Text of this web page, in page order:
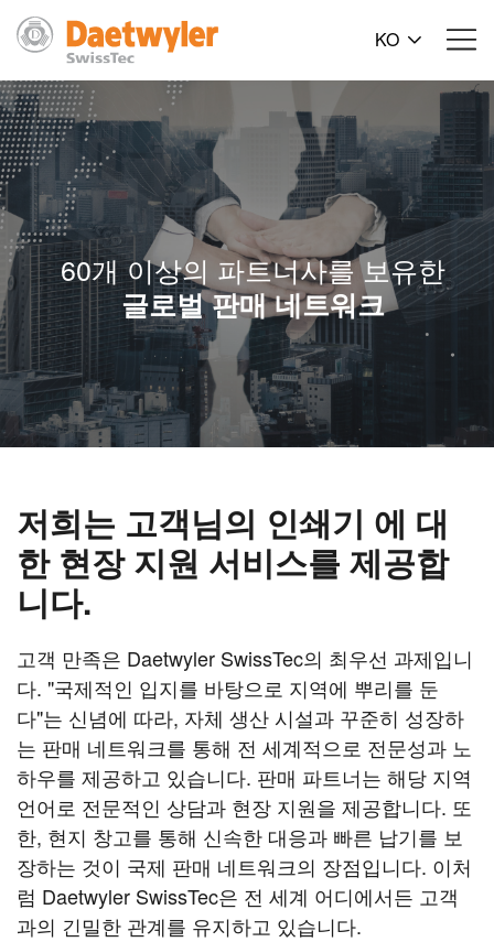
KO
60개 이상의 파트너사를 보유한
글로벌 판매 네트워크
저희는 고객님의 인쇄기 에 대
한 현장 지원 서비스를 제공합
니다.
고객 만족은 Daetwyler SwissTec의 최우선 과제입니
다. "국제적인 입지를 바탕으로 지역에 뿌리를 둔
다"는 신념에 따라, 자체 생산 시설과 꾸준히 성장하
는 판매 네트워크를 통해 전 세계적으로 전문성과 노
하우를 제공하고 있습니다. 판매 파트너는 해당 지역
언어로 전문적인 상담과 현장 지원을 제공합니다. 또
한, 현지 창고를 통해 신속한 대응과 빠른 납기를 보
장하는 것이 국제 판매 네트워크의 장점입니다. 이처
럼 Daetwyler SwissTec은 전 세계 어디에서든 고객
과의 긴밀한 관계를 유지하고 있습니다.